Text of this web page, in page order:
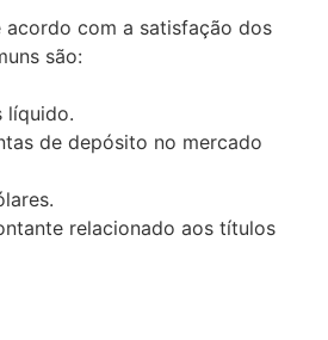
acordo com a satisfação dos
são:
líquido.
de depósito no mercado
relacionado aos títulos